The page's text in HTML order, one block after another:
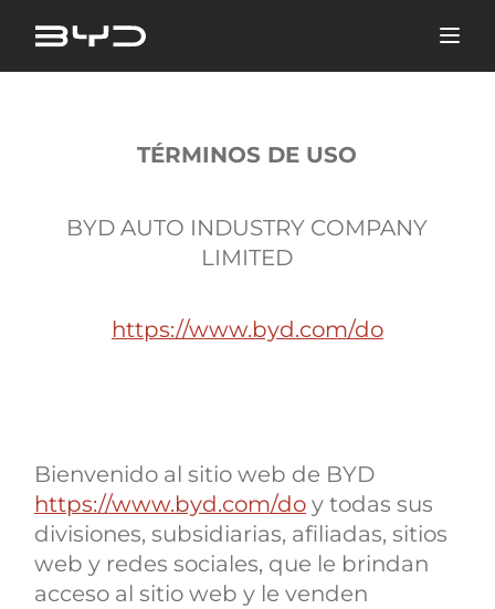
TÉRMINOS DE USO
BYD AUTO INDUSTRY COMPANY
LIMITED
https://www.byd.com/do
Bienvenido al sitio web de BYD
https://www.byd.com/do y todas sus
divisiones, subsidiarias, afiliadas, sitios
web y redes sociales, que le brindan
acceso al sitio web y le venden